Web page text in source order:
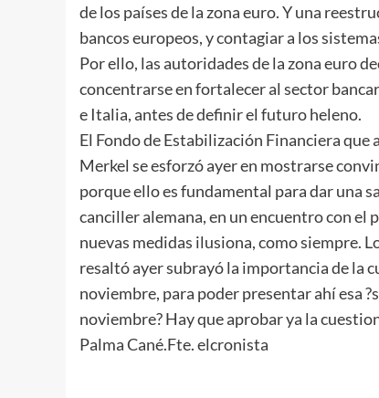
de los países de la zona euro. Y una
bancos europeos, y contagiar a los
Por ello, las autoridades de la zona euro
concentrarse en fortalecer al sector
e Italia, antes de definir el futuro heleno.
El Fondo de Estabilización Financiera que
Merkel se esforzó ayer en mostrarse
porque ello es fundamental para dar una
canciller alemana, en un encuentro con el
nuevas medidas ilusiona, como siempre.
resaltó ayer subrayó la importancia de la
noviembre, para poder presentar ahí esa
noviembre? Hay que aprobar ya la
Palma Cané.Fte. elcronista